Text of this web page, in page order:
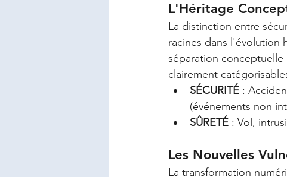
L'Héritage
La distinction entre
racines dans l'évolution
séparation
clairement
SÉCURITÉ :
(événements non
SÛRETÉ : Vol,
Les Nouvelles
La transformation